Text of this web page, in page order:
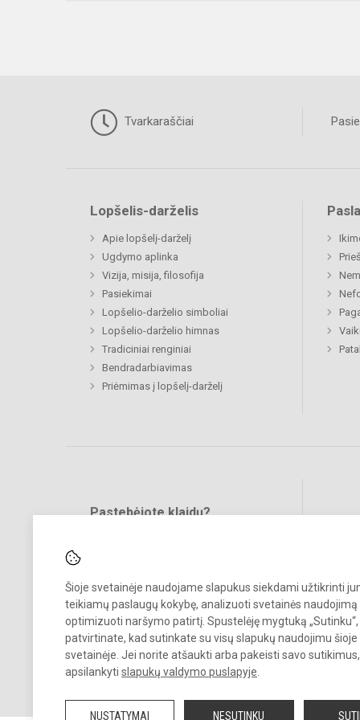
Šioje svetainėje naudojame slapukus siekdami užtikrinti
teikiamų paslaugų kokybę, analizuoti svetainės naudojimą
optimizuoti naršymo patirtį. Spustelėję mygtuką „Sutinku“,
patvirtinate, kad sutinkate su visų slapukų naudojimu šioje
svetainėje. Jei norite atšaukti arba pakeisti savo
apsilankyti slapukų valdymo puslapyje
NUSTATYMAI NESUTINKU
Tvarkaraščiai
Lopšelis-darželis
Apie lopšelį-darželį
Ugdymo aplinka
Vizija, misija, filosofija
Pasiekimai
Lopšelio-darželio simboliai
Lopšelio-darželio himnas
Tradiciniai renginiai
Bendradarbiavimas
Priėmimas į lopšelį-darželį
Pastebėjote klaidų?
© 2024. Mažeikių lopšelis - darželis „Buratinas“. Visos teisės
Kopijuoti turinį be raštiško įstaigos administracijos sutikimo griežtai